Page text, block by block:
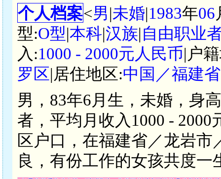
个人档案<男|未婚|1983年06
型:O型|本科|汉族|自由职业
入:1000 - 2000元人民币|户
罗区|居住地区:中国／福建
男，83年6月生，未婚，身
者，平均月收入1000 -
区户口，在福建省／龙岩
良，有份工作的女孩共度一